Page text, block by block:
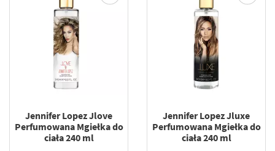
Jennifer Lopez Jlove
Perfumowana Mgiełka do
ciała 240 ml
Jennifer Lopez Jluxe
Perfumowana Mgiełka do
ciała 240 ml